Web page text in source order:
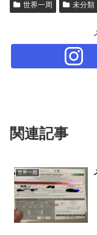
世界一周 未分類
関連記事
世界一周